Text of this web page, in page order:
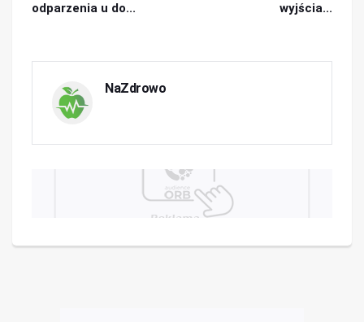
odparzenia u do...
wyjścia...
NaZdrowo